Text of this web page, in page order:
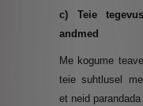
c) Teie
andmed
Me kogume
teie suhtlusel
et neid